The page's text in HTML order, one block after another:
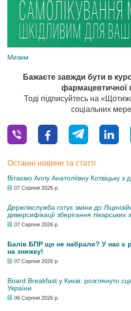
Мезим
Бажаєте завжди бути в
фармацевтичної
Тоді підписуйтесь на
соціальних
Останні новини та статті
Вітаємо Аллу Анатоліївну Котвіцьку
07 Серпня 2026 р.
Держлікслужба готує зміни до
диверсифікації зберігання лікарських
07 Серпня 2026 р.
Балів БПР ще не набрали? У нас є
на знижку!
07 Серпня 2026 р.
Board Breakfast у Києві: розглянуто
України
06 Серпня 2026 р.